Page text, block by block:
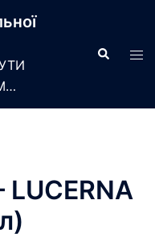
Search
LUCERNA